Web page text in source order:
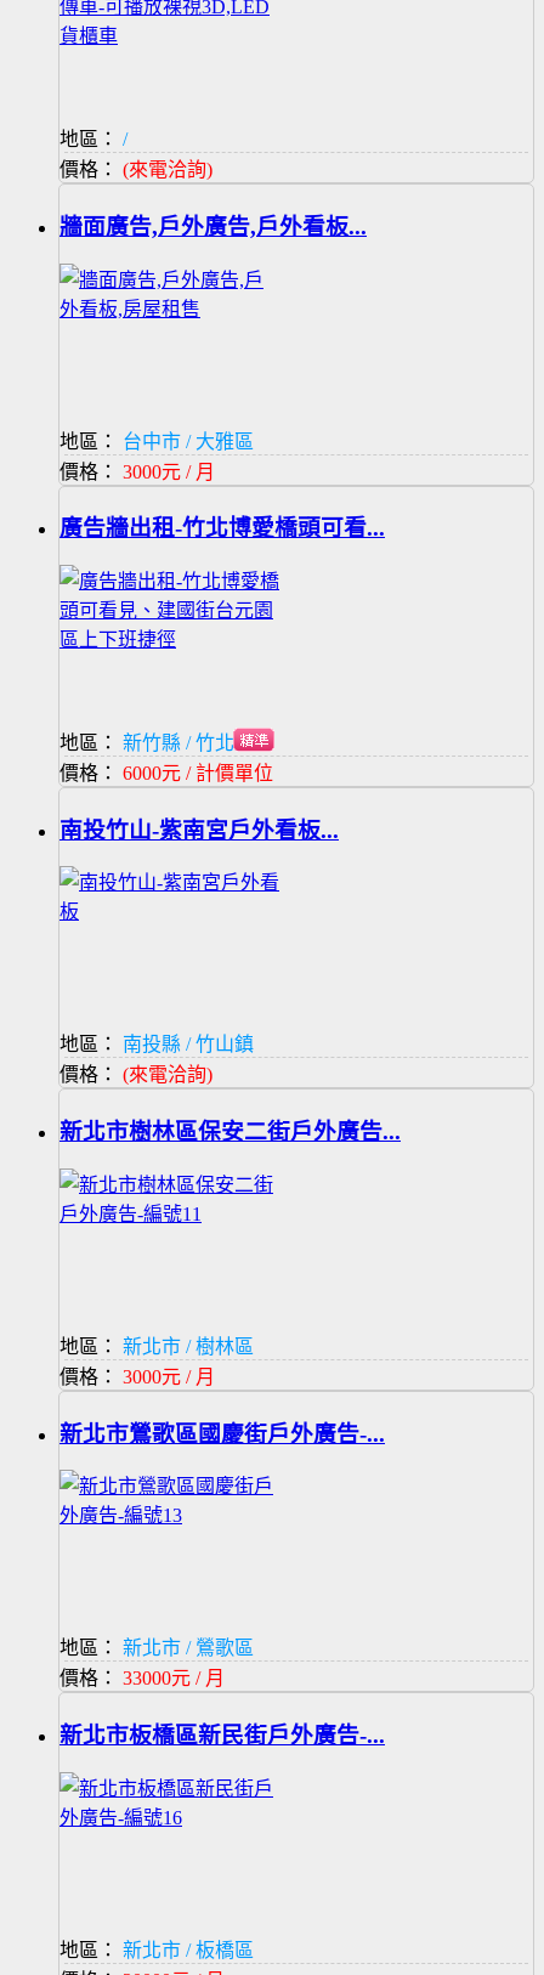
地區：
/
價格： (來電洽詢)
牆面廣告,戶外廣告,戶外看板...
地區：
台中市 / 大雅區
價格： 3000元 / 月
廣告牆出租-竹北博愛橋頭可看...
地區：
新竹縣 / 竹北市
價格： 6000元 / 計價單位
南投竹山-紫南宮戶外看板...
地區：
南投縣 / 竹山鎮
價格： (來電洽詢)
新北市樹林區保安二街戶外廣告...
地區：
新北市 / 樹林區
價格： 3000元 / 月
新北市鶯歌區國慶街戶外廣告-...
地區：
新北市 / 鶯歌區
價格： 33000元 / 月
新北市板橋區新民街戶外廣告-...
地區：
新北市 / 板橋區